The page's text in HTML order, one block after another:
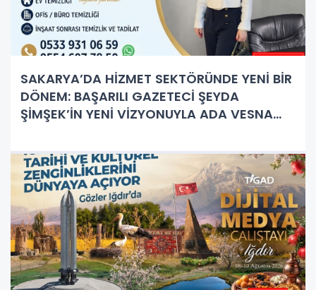
SAKARYA’DA HİZMET SEKTÖRÜNDE YENİ BİR
DÖNEM: BAŞARILI GAZETECİ ŞEYDA
ŞİMŞEK’İN YENİ VİZYONUYLA ADA VESNA